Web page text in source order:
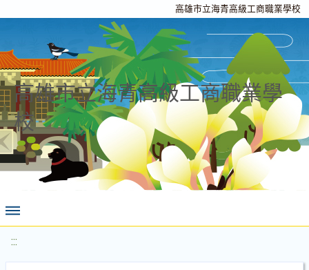
高雄市立海青高級工商職業學校
高雄市立海青高級工商職業學
校
:::